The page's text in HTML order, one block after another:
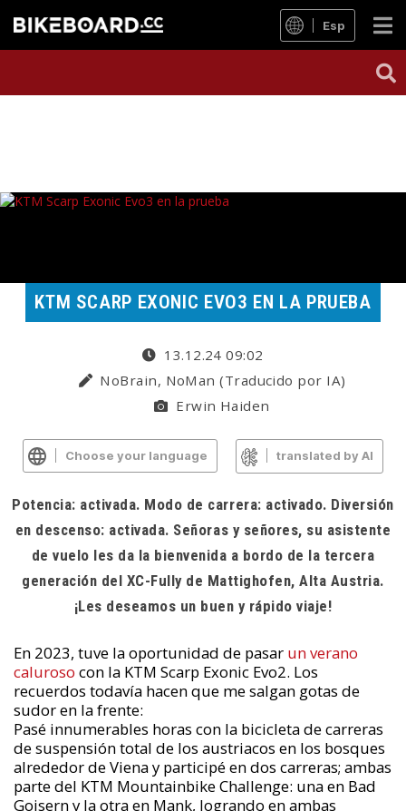
Esp
KTM SCARP EXONIC EVO3 EN LA PRUEBA
13.12.24 09:02
NoBrain, NoMan (Traducido por IA)
Erwin Haiden
Choose your language translated by AI
Potencia: activada. Modo de carrera: activado. Diversión
en descenso: activada. Señoras y señores, su asistente
de vuelo les da la bienvenida a bordo de la tercera
generación del XC-Fully de Mattighofen, Alta Austria.
¡Les deseamos un buen y rápido viaje!
En 2023, tuve la oportunidad de pasar un verano
caluroso con la KTM Scarp Exonic Evo2. Los
recuerdos todavía hacen que me salgan gotas de
sudor en la frente:
Pasé innumerables horas con la bicicleta de carreras
de suspensión total de los austriacos en los bosques
alrededor de Viena y participé en dos carreras; ambas
parte del KTM Mountainbike Challenge: una en Bad
Goisern y la otra en Mank, logrando en ambas